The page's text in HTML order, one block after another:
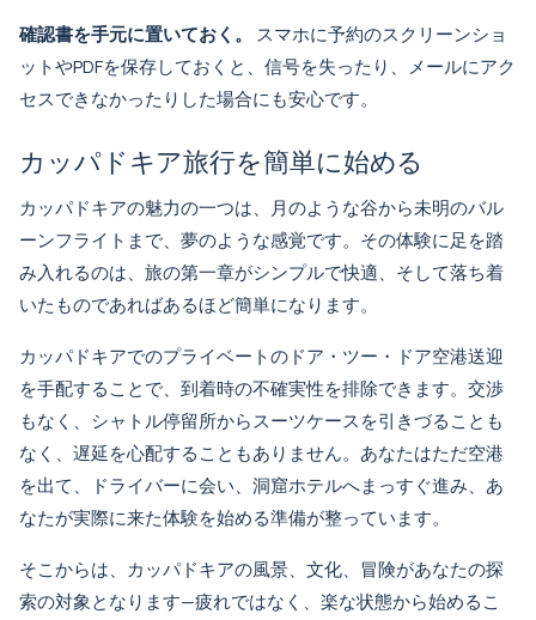
確認書を手元に置いておく。
スマホに予約のスクリーンショ
ットやPDFを保存しておくと、信号を失ったり、メールにアク
セスできなかったりした場合にも安心です。
カッパドキア旅行を簡単に始める
カッパドキアの魅力の一つは、月のような谷から未明のバル
ーンフライトまで、夢のような感覚です。その体験に足を踏
み入れるのは、旅の第一章がシンプルで快適、そして落ち着
いたものであればあるほど簡単になります。
カッパドキアでのプライベートのドア・ツー・ドア空港送迎
を手配することで、到着時の不確実性を排除できます。交渉
もなく、シャトル停留所からスーツケースを引きづることも
なく、遅延を心配することもありません。あなたはただ空港
を出て、ドライバーに会い、洞窟ホテルへまっすぐ進み、あ
なたが実際に来た体験を始める準備が整っています。
そこからは、カッパドキアの風景、文化、冒険があなたの探
索の対象となります—疲れではなく、楽な状態から始めるこ